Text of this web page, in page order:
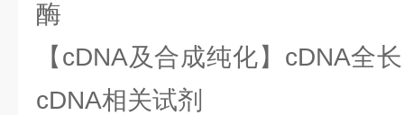
酶
【cDNA及合成纯化】cDNA全
cDNA相关试剂